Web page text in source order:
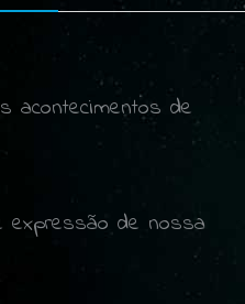
acontecimentos de
expressão de nossa